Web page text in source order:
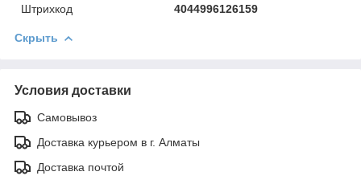
Штрихкод
4044996126159
Скрыть
Условия доставки
Самовывоз
Доставка курьером в г. Алматы
Доставка почтой